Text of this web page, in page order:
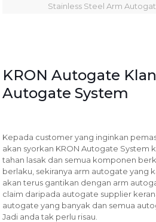
Stainless Steel Arm
KRON Autogate
Autogate System
Kepada customer yang inginkan
akan syorkan KRON Autogate System
tahan lasak dan semua komponen
berlaku, sekiranya arm autogate yang
akan terus gantikan dengan arm
claim daripada autogate supplier
autogate yang banyak dan semua
Jadi anda tak perlu risau.